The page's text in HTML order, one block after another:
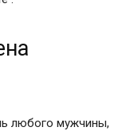
любого мужчины,